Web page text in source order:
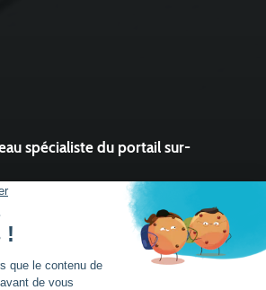
spécialiste du portail sur-
l'activité portail de votre entreprise ?
avec un service et des outils qui